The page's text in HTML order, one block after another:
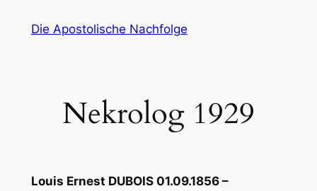
InhaltDie Apostolische Nachfolge
Nekrolog 1929
Louis Ernest DUBOIS 01.09.1856 –